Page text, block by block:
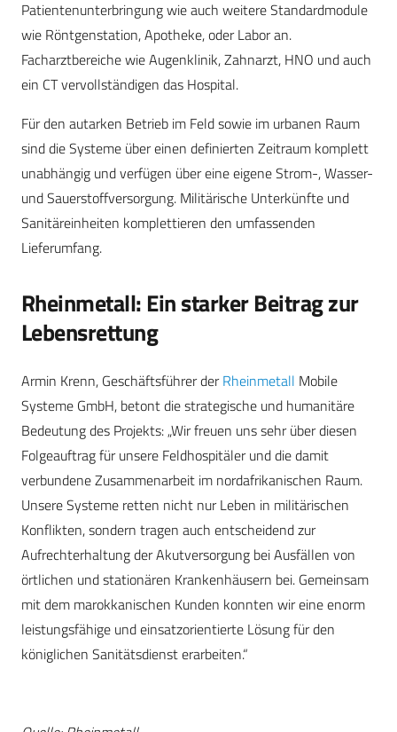
Patientenunterbringung wie auch weitere Standardmodule
wie Röntgenstation, Apotheke, oder Labor an.
Facharztbereiche wie Augenklinik, Zahnarzt, HNO und auch
ein CT vervollständigen das Hospital.
Für den autarken Betrieb im Feld sowie im urbanen Raum
sind die Systeme über einen definierten Zeitraum komplett
unabhängig und verfügen über eine eigene Strom-, Wasser-
und Sauerstoffversorgung. Militärische Unterkünfte und
Sanitäreinheiten komplettieren den umfassenden
Lieferumfang.
Rheinmetall: Ein starker Beitrag zur
Lebensrettung
Armin Krenn, Geschäftsführer derRheinmetall Mobile
Systeme GmbH, betont die strategische und humanitäre
Bedeutung des Projekts: „Wir freuen uns sehr über diesen
Folgeauftrag für unsere Feldhospitäler und die damit
verbundene Zusammenarbeit im nordafrikanischen Raum.
Unsere Systeme retten nicht nur Leben in militärischen
Konflikten, sondern tragen auch entscheidend zur
Aufrechterhaltung der Akutversorgung bei Ausfällen von
örtlichen und stationären Krankenhäusern bei. Gemeinsam
mit dem marokkanischen Kunden konnten wir eine enorm
leistungsfähige und einsatzorientierte Lösung für den
königlichen Sanitätsdienst erarbeiten.“